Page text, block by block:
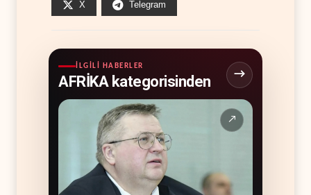
X Telegram
İLGILI HABERLER
AFRİKA kategorisinden
↗